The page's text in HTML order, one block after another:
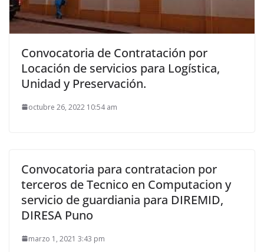
Convocatoria de Contratación por
Locación de servicios para Logística,
Unidad y Preservación.
octubre 26, 2022 10:54 am
Convocatoria para contratacion por
terceros de Tecnico en Computacion y
servicio de guardiania para DIREMID,
DIRESA Puno
marzo 1, 2021 3:43 pm